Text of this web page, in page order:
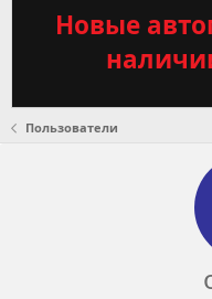
Новые
Пользователи